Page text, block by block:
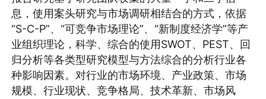
息，使用案头研究与市场调研相结合的方式，依据
“S-C-P”、“可竞争市场理论”、“新制度经济学”等产
业组织理论，科学、综合的使用SWOT、PEST、回
归分析等各类型研究模型与方法综合的分析行业各
种影响因素。对行业的市场环境、产业政策、市场
规模、行业现状、竞争格局、技术革新、市场风